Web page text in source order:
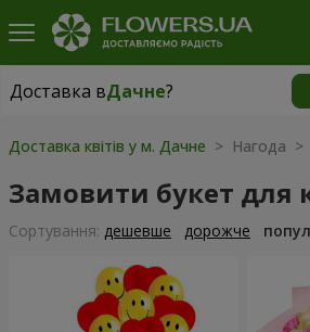
Доставка вДачне?
Доставка вДачне|
Доставка квітів у м. Дачне > Нагода
Замовити букет для
Сортування: дешевше дорожче